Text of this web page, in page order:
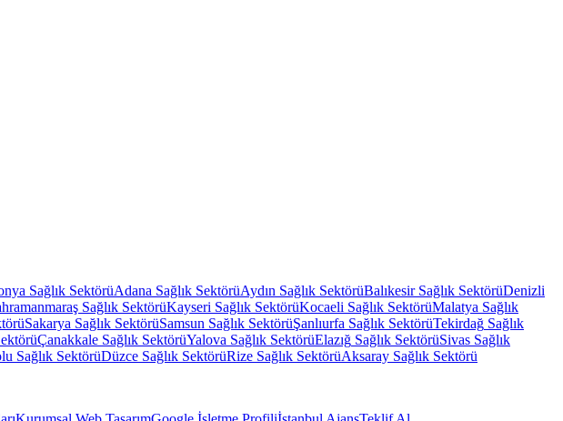
Sağlık SektörüAdana Sağlık SektörüAydın Sağlık SektörüBalıkesir Sağlık SektörüDenizli
Sağlık SektörüKayseri Sağlık SektörüKocaeli Sağlık SektörüMalatya Sağlık
Sakarya Sağlık SektörüSamsun Sağlık SektörüŞanlıurfa Sağlık SektörüTekirdağ Sağlık
Çanakkale Sağlık SektörüYalova Sağlık SektörüElazığ Sağlık SektörüSivas Sağlık
Sağlık SektörüDüzce Sağlık SektörüRize Sağlık SektörüAksaray Sağlık Sektörü